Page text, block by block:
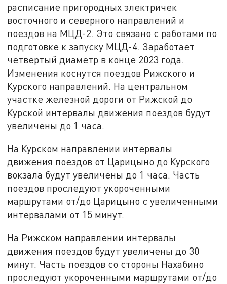
расписание пригородных электричек
восточного и северного направлений и
поездов на МЦД-2. Это связано с работами по
подготовке к запуску МЦД-4. Заработает
четвертый диаметр в конце 2023 года.
Изменения коснутся поездов Рижского и
Курского направлений. На центральном
участке железной дороги от Рижской до
Курской интервалы движения поездов будут
увеличены до 1 часа.
На Курском направлении интервалы
движения поездов от Царицыно до Курского
вокзала будут увеличены до 1 часа. Часть
поездов проследуют укороченными
маршрутами от/до Царицыно с увеличенными
интервалами от 15 минут.
На Рижском направлении интервалы
движения поездов будут увеличены до 30
минут. Часть поездов со стороны Нахабино
проследуют укороченными маршрутами от/до